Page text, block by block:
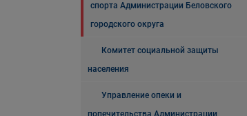
спорта Администрации Беловского
городского округа
Комитет социальной защиты
населения
Управление опеки и
попечительства Администрации